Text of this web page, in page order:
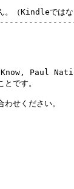
。（Kindleではな
Know, Paul
です。
せください。